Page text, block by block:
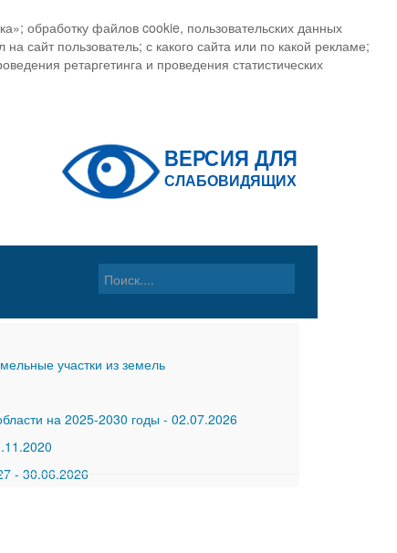
обработку файлов cookie, пользовательских данных
сайт пользователь; с какого сайта или по какой рекламе;
ретаргетинга и проведения статистических
участки из земель
на 2025-2030 годы - 02.07.2026
- 30.06.2026